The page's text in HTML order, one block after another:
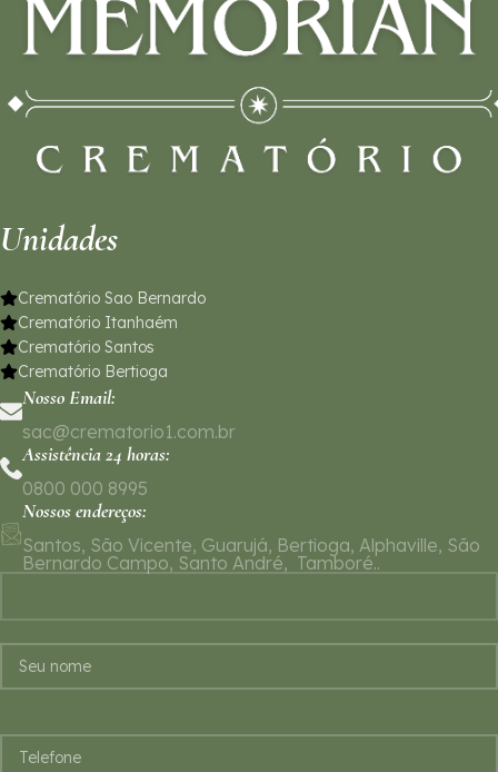
Unidades
Crematório Sao Bernardo
Crematório Itanhaém
Crematório Santos
Crematório Bertioga
Nosso Email:
sac@crematorio1.com.br
Assistência 24 horas:
0800 000 8995
Nossos endereços:
Santos, São Vicente, Guarujá, Bertioga, Alphaville, São
Bernardo Campo, Santo André, Tamboré..